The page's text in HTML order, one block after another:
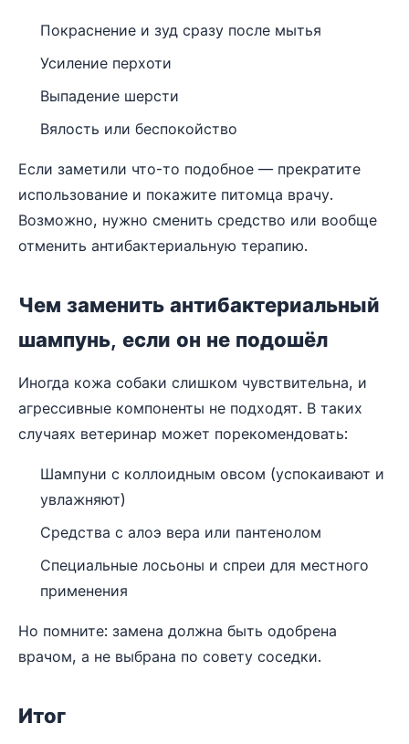
Покраснение и зуд сразу после мытья
Усиление перхоти
Выпадение шерсти
Вялость или беспокойство
Если заметили что-то подобное — прекратите
использование и покажите питомца врачу.
Возможно, нужно сменить средство или вообще
отменить антибактериальную терапию.
Чем заменить антибактериальный
шампунь, если он не подошёл
Иногда кожа собаки слишком чувствительна, и
агрессивные компоненты не подходят. В таких
случаях ветеринар может порекомендовать:
Шампуни с коллоидным овсом (успокаивают и
увлажняют)
Средства с алоэ вера или пантенолом
Специальные лосьоны и спреи для местного
применения
Но помните: замена должна быть одобрена
врачом, а не выбрана по совету соседки.
Итог